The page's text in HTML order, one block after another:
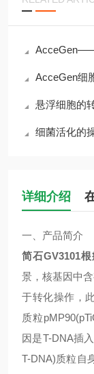
AcceGen——
AcceGen细
悬浮细胞的
细菌活化的
详细介绍
一、 产品简介
简石GV3101
景，核基因中
于转化操作，
质粒
因是T-DNA插
T-DNA)质粒自